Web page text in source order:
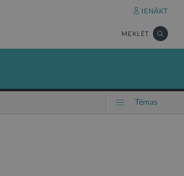
IENĀKT
MEKLĒT
Tēmas